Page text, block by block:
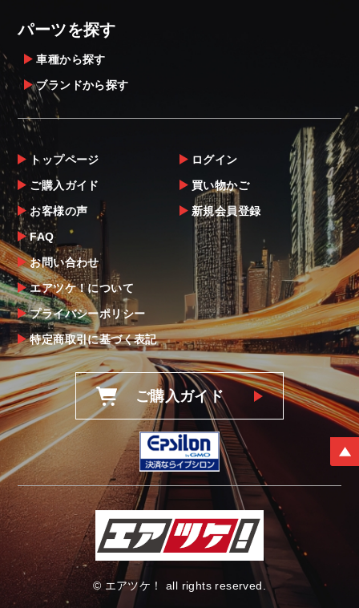
パーツを探す
車種から探す
ブランドから探す
トップページ
ご購入ガイド
お客様の声
FAQ
お問い合わせ
エアツケ！について
プライバシーポリシー
特定商取引に基づく表記
ログイン
買い物かご
新規会員登録
ご購入ガイド
© エアツケ！ all rights reserved.